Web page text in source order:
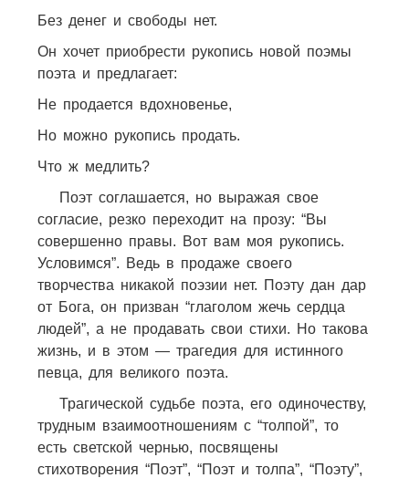
Без денег и свободы нет.
Он хочет приобрести рукопись новой поэмы
поэта и предлагает:
Не продается вдохновенье,
Но можно рукопись продать.
Что ж медлить?
Поэт соглашается, но выражая свое
согласие, резко переходит на прозу: “Вы
совершенно правы. Вот вам моя рукопись.
Условимся”. Ведь в продаже своего
творчества никакой поэзии нет. Поэту дан дар
от Бога, он призван “глаголом жечь сердца
людей”, а не продавать свои стихи. Но такова
жизнь, и в этом — трагедия для истинного
певца, для великого поэта.
Трагической судьбе поэта, его одиночеству,
трудным взаимоотношениям с “толпой”, то
есть светской чернью, посвящены
стихотворения “Поэт”, “Поэт и толпа”, “Поэту”,